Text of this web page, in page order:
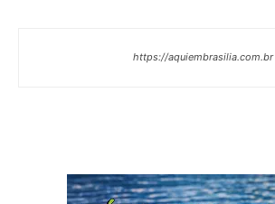
https://aquiembrasilia.com.br